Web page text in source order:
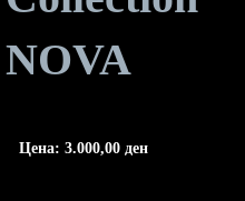
NOVA
Цена: 3.000,00 ден